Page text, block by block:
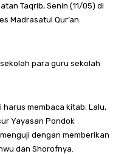
Taqrib, Senin (11/05) di
Madrasatul Qur’an
para guru sekolah
membaca kitab. Lalu,
Yayasan Pondok
dengan memberikan
dan Shorofnya.